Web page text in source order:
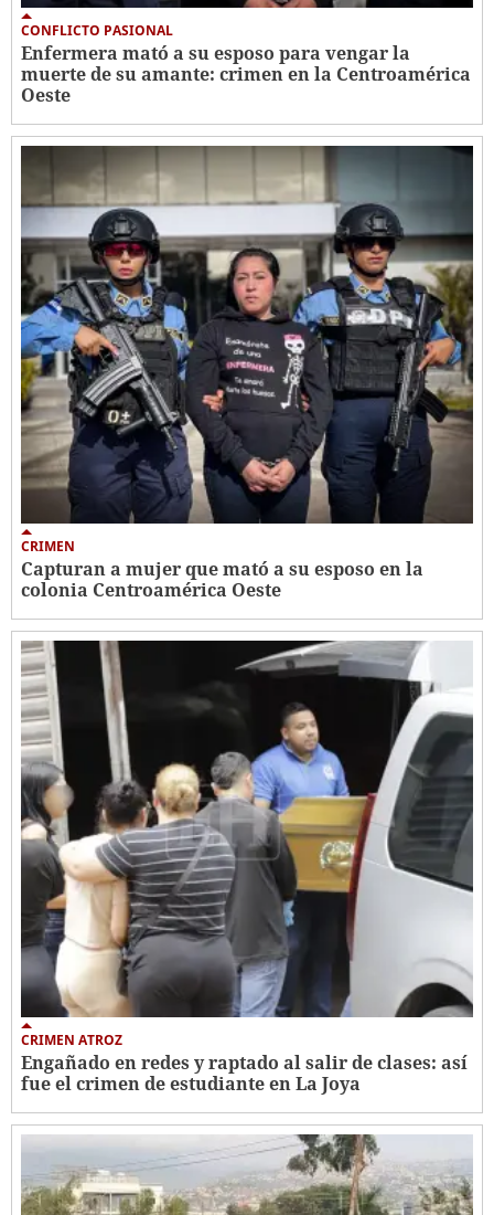
CONFLICTO PASIONAL
Enfermera mató a su esposo para vengar la
muerte de su amante: crimen en la Centroamérica
Oeste
CRIMEN
Capturan a mujer que mató a su esposo en la
colonia Centroamérica Oeste
CRIMEN ATROZ
Engañado en redes y raptado al salir de clases: así
fue el crimen de estudiante en La Joya